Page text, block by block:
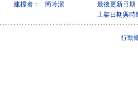
建檔者： 簡吟潔 最後更新日期
上架日期與時
行動